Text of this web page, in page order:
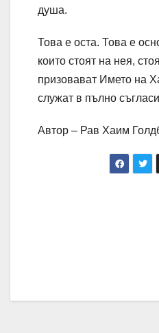
душа.
Това е оста. Това е
които стоят на нея,
призовават Името на
служат в пълно
Автор – Рав Хаим